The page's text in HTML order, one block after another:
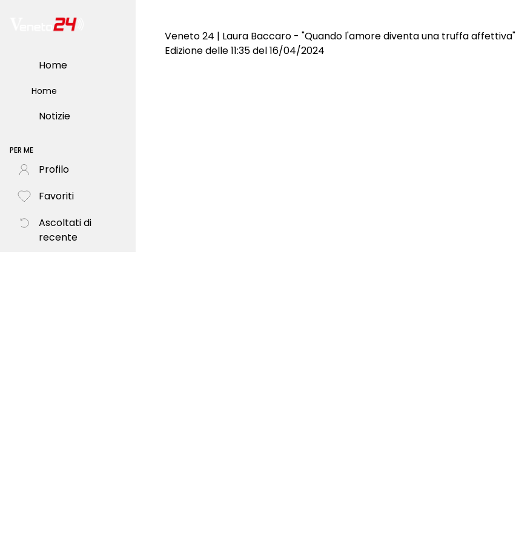
Home
Home
Notizie
PER ME
Profilo
Favoriti
Ascoltati di
recente
Veneto 24 | Laura Baccaro - "Quando l'amore diventa una truffa affettiva"
Edizione delle 11:35 del 16/04/2024